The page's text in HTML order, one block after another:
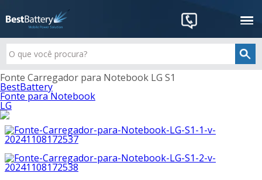
Fonte Carregador para Notebook LG S1
BestBattery
Fonte para Notebook
LG